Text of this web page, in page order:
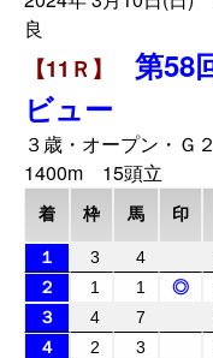
良
【11Ｒ】 第58
ビュー
３歳・オープン・
1400m 15頭立
着 枠 馬 印
１ 3 4
２
1 1 ◎
３
4 7
４
2 3